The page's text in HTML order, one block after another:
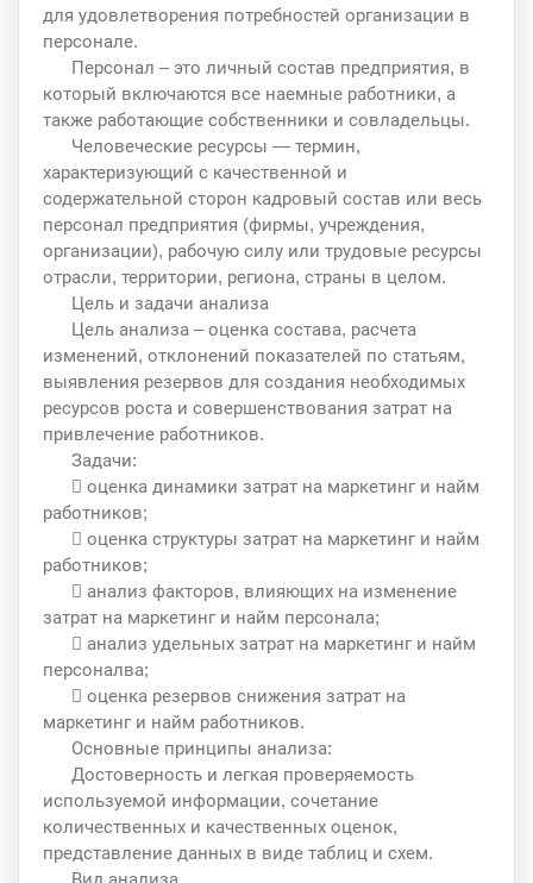
для удовлетворения потребностей организации в
персонале.
Персонал – это личный состав предприятия, в
который включаются все наемные работники, а
также работающие собственники и совладельцы.
Человеческие ресурсы — термин,
характеризующий с качественной и
содержательной сторон кадровый состав или весь
персонал предприятия (фирмы, учреждения,
организации), рабочую силу или трудовые ресурсы
отрасли, территории, региона, страны в целом.
Цель и задачи анализа
Цель анализа – оценка состава, расчета
изменений, отклонений показателей по статьям,
выявления резервов для создания необходимых
ресурсов роста и совершенствования затрат на
привлечение работников.
Задачи:
 оценка динамики затрат на маркетинг и найм
работников;
 оценка структуры затрат на маркетинг и найм
работников;
 анализ факторов, влияющих на изменение
затрат на маркетинг и найм персонала;
 анализ удельных затрат на маркетинг и найм
персоналва;
 оценка резервов снижения затрат на
маркетинг и найм работников.
Основные принципы анализа:
Достоверность и легкая проверяемость
используемой информации, сочетание
количественных и качественных оценок,
представление данных в виде таблиц и схем.
Вид анализа